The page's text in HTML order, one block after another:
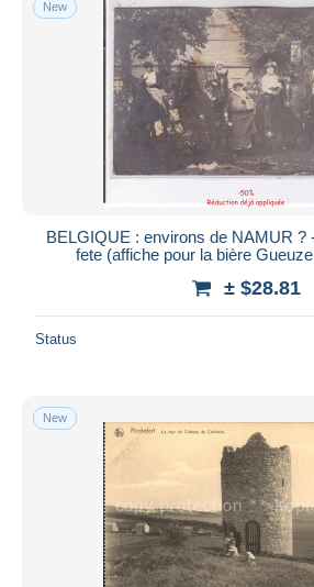
Free shipping
Payment methods
PayPal
Bank transfer
MasterCard
iDeal
Seller's residence
Submit
New
BELGIQUE : environs de NAMUR ?
fete (affiche pour la bière
± $28.81
Status
New